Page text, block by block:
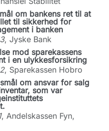
om bankens ret til at
til sikkerhed for
i banken
, Jyske Bank
mod sparekassens
i en ulykkesforsikring
, Sparekassen Hobro
om ansvar for salg
som var
, Andelskassen Fyn,